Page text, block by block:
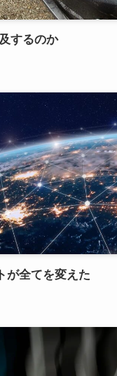
するのか
が全てを変えた